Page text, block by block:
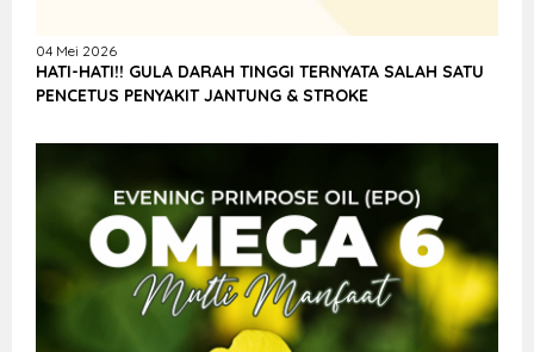
04 Mei 2026
HATI-HATI!! GULA DARAH TINGGI TERNYATA SALAH SATU
PENCETUS PENYAKIT JANTUNG & STROKE